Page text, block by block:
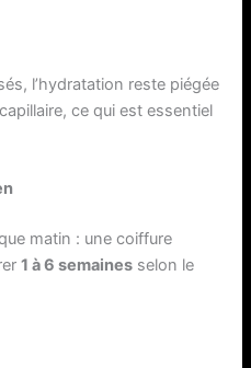
l’hydratation reste piégée
ce qui est essentiel
matin : une coiffure
1 à 6 semaines selon le